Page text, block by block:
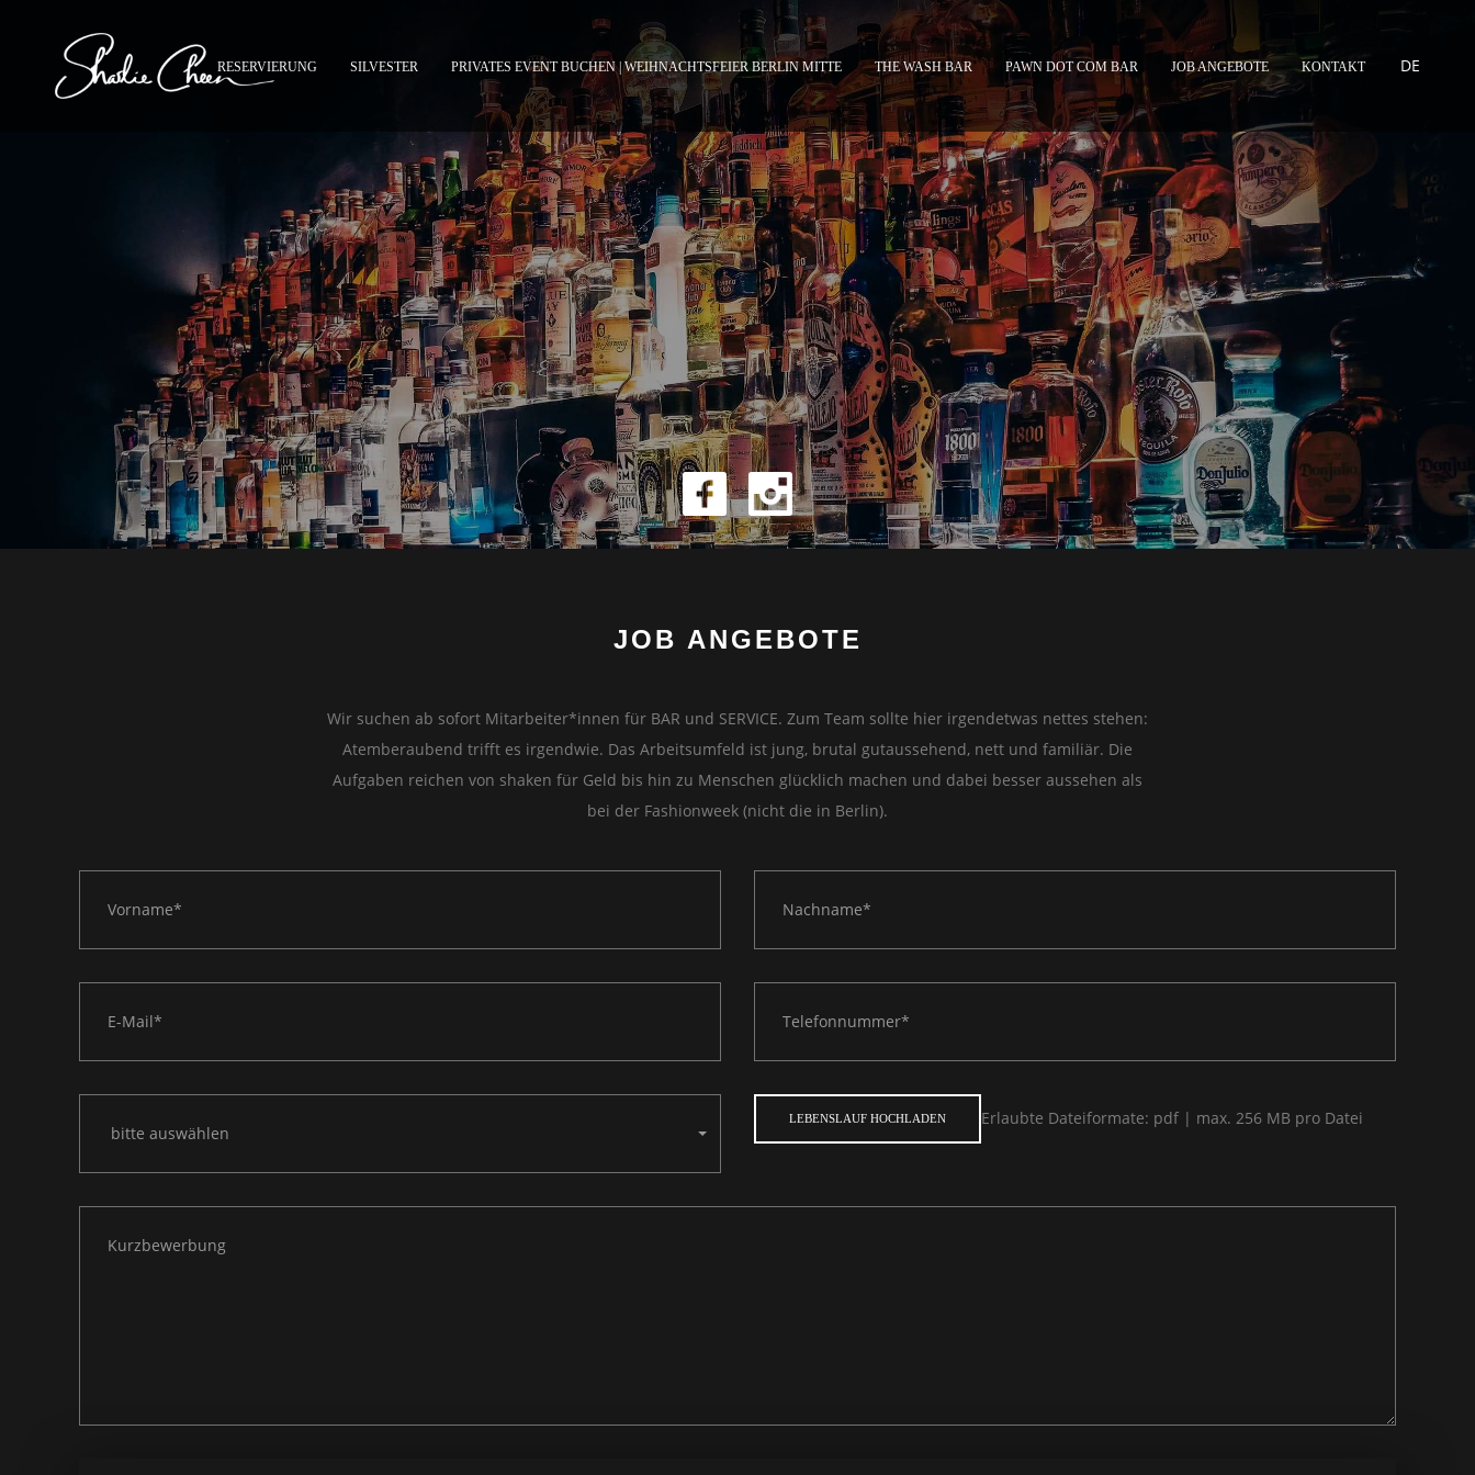
RESERVIERUNG SILVESTER PRIVATES EVENT BUCHEN | WEIHNACHTSFEIER BERLIN MITTE THE WASH BAR PAWN DOT COM BAR JOB ANGEBOTE KONTAKT DE
JOB ANGEBOTE
Wir suchen ab sofort Mitarbeiter*innen für BAR und SERVICE. Zum Team sollte hier irgendetwas nettes stehen:
Atemberaubend trifft es irgendwie. Das Arbeitsumfeld ist jung, brutal gutaussehend, nett und familiär. Die
Aufgaben reichen von shaken für Geld bis hin zu Menschen glücklich machen und dabei besser aussehen als
bei der Fashionweek (nicht die in Berlin).
bitte auswählen
LEBENSLAUF HOCHLADEN Erlaubte Dateiformate: pdf | max. 256 MB pro Datei